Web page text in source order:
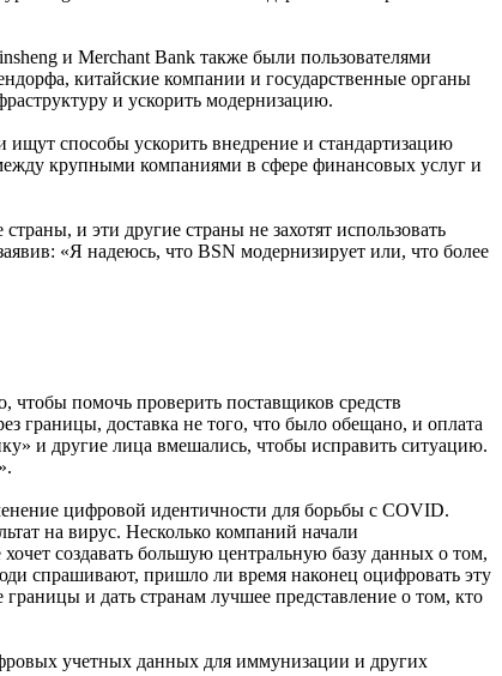
и Merchant Bank также были пользователями
китайские компании и государственные органы
и ускорить модернизацию.
способы ускорить внедрение и стандартизацию
крупными компаниями в сфере финансовых услуг и
и эти другие страны не захотят использовать
«Я надеюсь, что BSN модернизирует или, что более
чтобы помочь проверить поставщиков средств
границы, доставка не того, что было обещано, и оплата
и другие лица вмешались, чтобы исправить ситуацию.
цифровой идентичности для борьбы с COVID.
на вирус. Несколько компаний начали
создавать большую центральную базу данных о том,
спрашивают, пришло ли время наконец оцифровать эту
и дать странам лучшее представление о том, кто
учетных данных для иммунизации и других